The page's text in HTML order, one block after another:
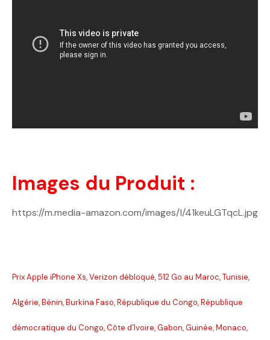
Images du Produit :
https://m.media-amazon.com/images/I/41keuLGTqcL.jpg
Prix Apple iPhone Xs, Verizon débloqué, 512 Go au Maroc, Tunisie,
Algérie, Bénin, Burkina Faso, République du Congo, République
démocratique du Congo, Côte d’Ivoire, Gabon, Guinée, Monaco,